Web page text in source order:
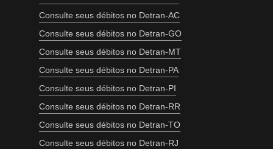
Consulte seus débitos no Detran-AC
Consulte seus débitos no Detran-GO
Consulte seus débitos no Detran-MT
Consulte seus débitos no Detran-PA
Consulte seus débitos no Detran-PI
Consulte seus débitos no Detran-RR
Consulte seus débitos no Detran-TO
Consulte seus débitos no Detran-RJ